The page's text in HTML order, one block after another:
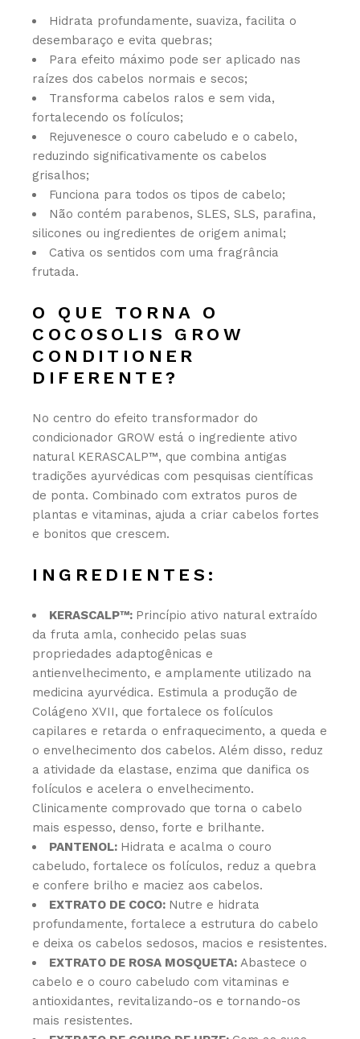
Hidrata profundamente, suaviza, facilita o
desembaraço e evita quebras;
Para efeito máximo pode ser aplicado nas
raízes dos cabelos normais e secos;
Transforma cabelos ralos e sem vida,
fortalecendo os folículos;
Rejuvenesce o couro cabeludo e o cabelo,
reduzindo significativamente os cabelos
grisalhos;
Funciona para todos os tipos de cabelo;
Não contém parabenos, SLES, SLS, parafina,
silicones ou ingredientes de origem animal;
Cativa os sentidos com uma fragrância
frutada.
O QUE TORNA O
COCOSOLIS GROW
CONDITIONER
DIFERENTE?
No centro do efeito transformador do
condicionador GROW está o ingrediente ativo
natural KERASCALP™, que combina antigas
tradições ayurvédicas com pesquisas científicas
de ponta. Combinado com extratos puros de
plantas e vitaminas, ajuda a criar cabelos fortes
e bonitos que crescem.
INGREDIENTES:
KERASCALP™: Princípio ativo natural extraído
da fruta amla, conhecido pelas suas
propriedades adaptogênicas e
antienvelhecimento, e amplamente utilizado na
medicina ayurvédica. Estimula a produção de
Colágeno XVII, que fortalece os folículos
capilares e retarda o enfraquecimento, a queda e
o envelhecimento dos cabelos. Além disso, reduz
a atividade da elastase, enzima que danifica os
folículos e acelera o envelhecimento.
Clinicamente comprovado que torna o cabelo
mais espesso, denso, forte e brilhante.
PANTENOL: Hidrata e acalma o couro
cabeludo, fortalece os folículos, reduz a quebra
e confere brilho e maciez aos cabelos.
EXTRATO DE COCO: Nutre e hidrata
profundamente, fortalece a estrutura do cabelo
e deixa os cabelos sedosos, macios e resistentes.
EXTRATO DE ROSA MOSQUETA:Abastece o
cabelo e o couro cabeludo com vitaminas e
antioxidantes, revitalizando-os e tornando-os
mais resistentes.